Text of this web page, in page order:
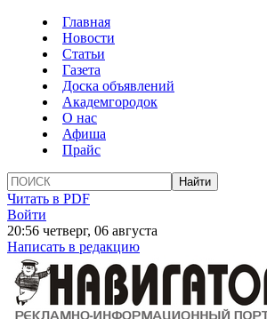
Главная
Новости
Статьи
Газета
Доска объявлений
Академгородок
О нас
Афиша
Прайс
Читать в PDF
Войти
20:56 четверг, 06 августа
Написать в редакцию